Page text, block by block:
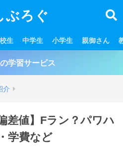
ぶろぐ
生 中学生 小学生 親御さん
学習サービス
介
差値】Fラン？パワハ
学費など